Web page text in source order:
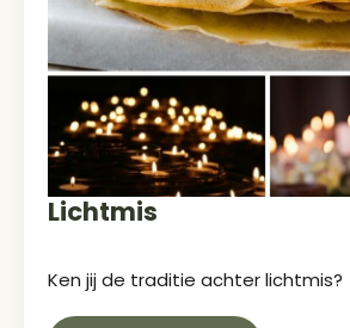
Lichtmis
Ken jij de traditie achter lichtmis?